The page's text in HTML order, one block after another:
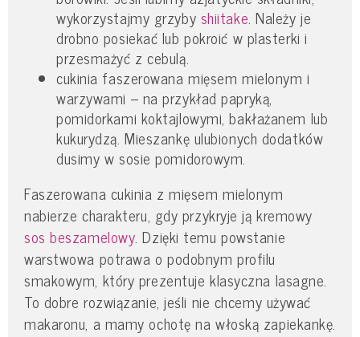
wykorzystajmy grzyby shiitake. Należy je
drobno posiekać lub pokroić w plasterki i
przesmażyć z cebulą.
cukinia faszerowana mięsem mielonym i
warzywami – na przykład papryką,
pomidorkami koktajlowymi, bakłażanem lub
kukurydzą. Mieszankę ulubionych dodatków
dusimy w sosie pomidorowym.
Faszerowana cukinia z mięsem mielonym
nabierze charakteru, gdy przykryje ją kremowy
sos beszamelowy. Dzięki temu powstanie
warstwowa potrawa o podobnym profilu
smakowym, który prezentuje klasyczna lasagne.
To dobre rozwiązanie, jeśli nie chcemy używać
makaronu, a mamy ochotę na włoską zapiekankę.